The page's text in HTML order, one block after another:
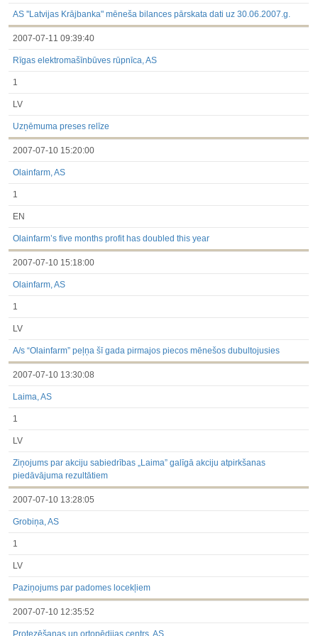
Till 2017.03.01
Financial Reports
Significant Events
Notifications on Holding
AS ''Latvijas Krājbanka" mēneša bilances pārskata dati uz 30.06.2007.g.
2007-07-11 09:39:40
Rīgas elektromašīnbūves rūpnīca, AS
1
LV
Uzņēmuma preses relīze
2007-07-10 15:20:00
Olainfarm, AS
1
EN
Olainfarm’s five months profit has doubled this year
2007-07-10 15:18:00
Olainfarm, AS
1
LV
A/s “Olainfarm” peļņa šī gada pirmajos piecos mēnešos dubultojusies
2007-07-10 13:30:08
Laima, AS
1
LV
Ziņojums par akciju sabiedrības „Laima” galīgā akciju atpirkšanas
piedāvājuma rezultātiem
2007-07-10 13:28:05
Grobiņa, AS
1
LV
Paziņojums par padomes locekļiem
2007-07-10 12:35:52
Protezēšanas un ortopēdijas centrs, AS